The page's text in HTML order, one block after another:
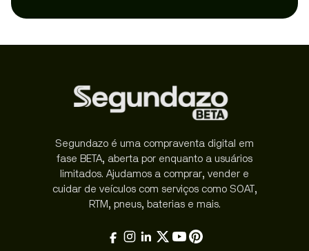
Segundazo é uma compraventa digital em
fase BETA, aberta por enquanto a usuários
limitados. Ajudamos a comprar, vender e
cuidar de veículos com serviços como SOAT,
RTM, pneus, baterias e mais.